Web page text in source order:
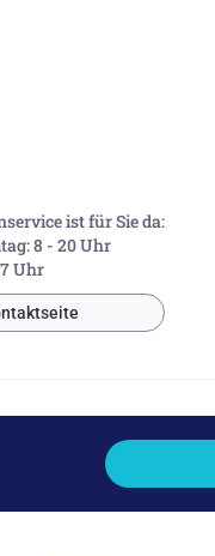
ist für Sie da:
8 - 20 Uhr
Uhr